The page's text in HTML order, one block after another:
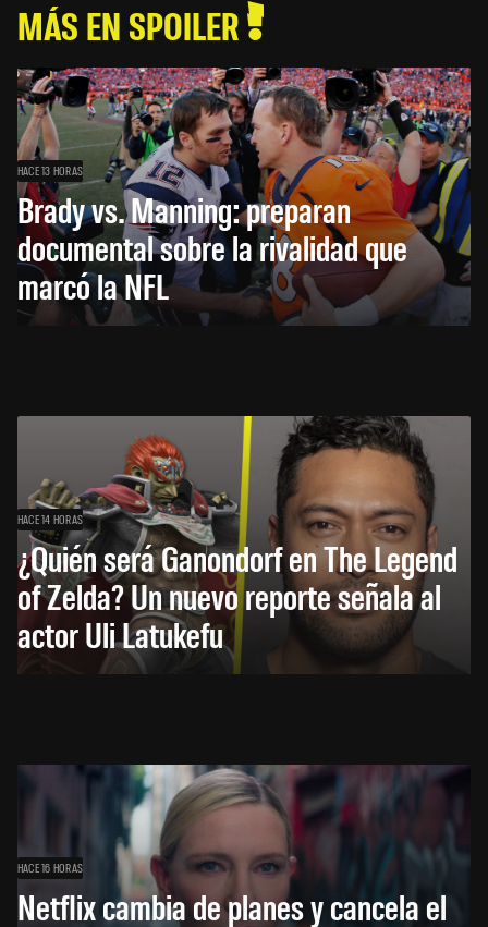
MÁS EN SPOILER
HACE 13 HORAS
Brady vs. Manning: preparan
documental sobre la rivalidad que
marcó la NFL
HACE 14 HORAS
¿Quién será Ganondorf en The Legend
of Zelda? Un nuevo reporte señala al
actor Uli Latukefu
HACE 16 HORAS
Netflix cambia de planes y cancela el